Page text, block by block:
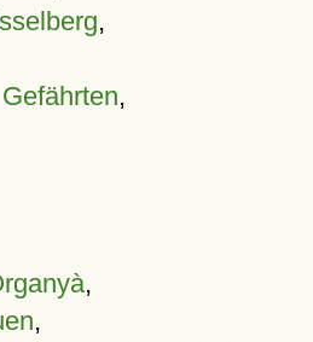
,
,
,
,